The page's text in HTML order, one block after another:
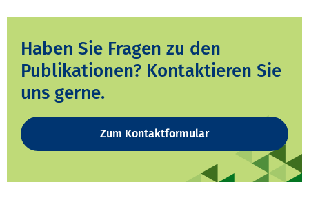
Haben Sie Fragen zu den
Publikationen? Kontaktieren Sie
uns gerne.
Zum Kontaktformular